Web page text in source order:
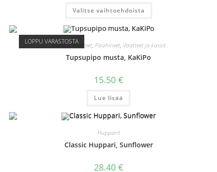
Valitse vaihtoehdoista
Tällä
on
useampi
muunnelma.
tehdä
LOPPU VARASTOSTA
KaKiPo Vaatteet, Päähineet, Vaatteet ja kassit
Tupsupipo musta, KaKiPo
15.50 €
Lue lisää
Hupparit
Classic Huppari, Sunflower
28.40 €